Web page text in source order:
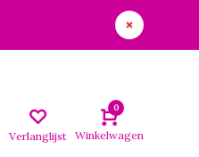
Verlanglijst
0
Winkelwagen